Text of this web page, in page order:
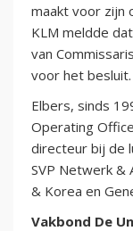
maakt voor zijn
KLM meldde
van
voor het besluit.
Elbers, sinds
Operating
directeur bij de
SVP Netwerk &
& Korea en
Vakbond De